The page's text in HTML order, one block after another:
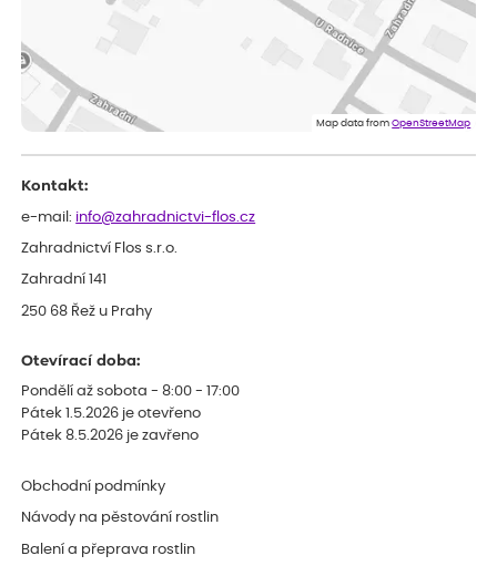
Jana
Flos je nejlepší &#129321;
Map data fromOpenStreetMap
Kontakt:
e-mail: info@zahradnictvi-flos.cz
Zahradnictví Flos s.r.o.
Zahradní 141
250 68 Řež u Prahy
Otevírací doba:
Pondělí až sobota - 8:00 - 17:00
Pátek 1.5.2026 je otevřeno
Pátek 8.5.2026 je zavřeno
Obchodní podmínky
Návody na pěstování rostlin
Balení a přeprava rostlin